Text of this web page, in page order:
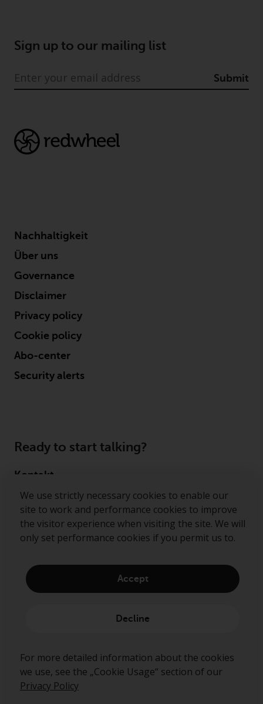
We use strictly necessary cookies to enable our
site to work and performance cookies to improve
the visitor experience when visiting the site. We will
only set performance cookies if you permit us to.
Accept
Decline
For more detailed information about the cookies
we use, see the „Cookie Usage“ section of our
Privacy Policy
Redwheel ist nicht verpflichtet,
Informationen zu aktualisieren,
und Leser sollten sich bei einer
Anlageentscheidung nicht
Informationen auf dieser Website
zum Zeitpunkt der
vollständig sind, übernimmt
Redwheel keine Gewaehr noch
eines ihrer verbundenen
Unternehmen die
Angemessenheit, Genauigkeit
oder Vollständigkeit dieser
keine Haftung, die sich aus dem
ergibt.
Datenschutz und Privatsphäre
Soweit Informationen, die Sie
dieser Website erhalten,
personenbezogene Daten
darstellen, stimmen Sie deren
seine Vertreter und andere Dritte
dieser Informationen zu wahren.
Wenn Sie nicht möchten, dass
Ihre Informationen auf diese
Sign up to our mailing list
Submit
Nachhaltigkeit
Über uns
Governance
Disclaimer
Privacy policy
Cookie policy
Abo-center
Security alerts
Ready to start talking?
Kontakt
Follow us
Redwheel ® and Ecofin ® are registered trademarks
of RWC Partners Limited. The term “Redwheel” may
including RWC Asset Management LLP, which is
authorised and regulated by the Financial Conduct
incorporated in England and Wales with its
registered number is OC332015.